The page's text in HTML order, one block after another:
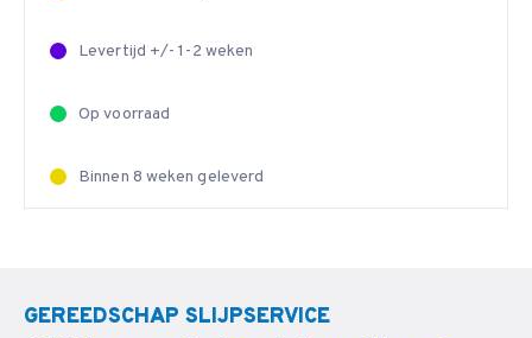
Levertijd +/- 1-2 weken
Op voorraad
Binnen 8 weken geleverd
GEREEDSCHAP SLIJPSERVICE